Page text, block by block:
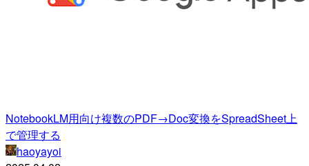
NotebookLM用向け複数のPDF→Doc変換をSpreadSheet上
で管理する
haoyayoi